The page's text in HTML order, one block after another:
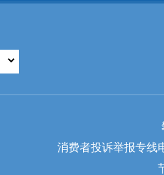
消费者投诉举报专线